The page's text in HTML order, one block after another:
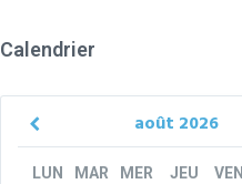
Calendrier
août 2026
Previous
LUN MAR MER JEU VEN